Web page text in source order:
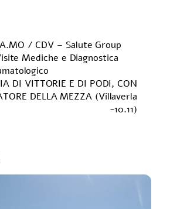
/ CDV – Salute Group
Mediche e Diagnostica
DI VITTORIE E DI PODI, CON
DELLA MEZZA (Villaverla
-10.11)